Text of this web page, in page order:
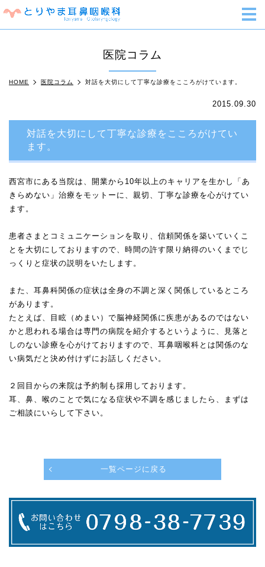
医院コラム
HOME 医院コラム 対話を大切にして丁寧な診療をこころがけています。
2015.09.30
対話を大切にして丁寧な診療をこころがけてい
ます。
西宮市にある当院は、開業から10年以上のキャリアを生かし「あ
きらめない」治療をモットーに、親切、丁寧な診療を心がけてい
ます。
患者さまとコミュニケーションを取り、信頼関係を築いていくこ
とを大切にしておりますので、時間の許す限り納得のいくまでじ
っくりと症状の説明をいたします。
また、耳鼻科関係の症状は全身の不調と深く関係しているところ
があります。
たとえば、目眩（めまい）で脳神経関係に疾患があるのではない
かと思われる場合は専門の病院を紹介するというように、見落と
しのない診療を心がけておりますので、耳鼻咽喉科とは関係のな
い病気だと決め付けずにお話しください。
２回目からの来院は予約制も採用しております。
耳、鼻、喉のことで気になる症状や不調を感じましたら、まずは
ご相談にいらして下さい。
一覧ページに戻る